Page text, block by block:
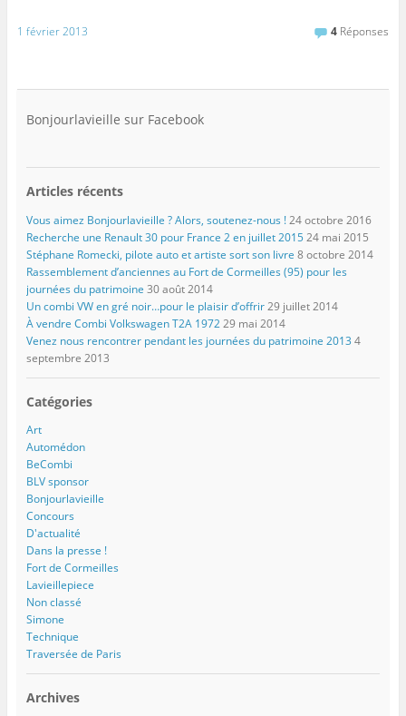
1 février 2013 4 Réponses
Bonjourlavieille sur Facebook
Articles récents
Vous aimez Bonjourlavieille ? Alors, soutenez-nous ! 24 octobre 2016
Recherche une Renault 30 pour France 2 en juillet 2015 24 mai 2015
Stéphane Romecki, pilote auto et artiste sort son livre 8 octobre 2014
Rassemblement d’anciennes au Fort de Cormeilles (95) pour les
journées du patrimoine 30 août 2014
Un combi VW en gré noir…pour le plaisir d’offrir 29 juillet 2014
À vendre Combi Volkswagen T2A 1972 29 mai 2014
Venez nous rencontrer pendant les journées du patrimoine 2013 4
septembre 2013
Catégories
Art
Automédon
BeCombi
BLV sponsor
Bonjourlavieille
Concours
D'actualité
Dans la presse !
Fort de Cormeilles
Lavieillepiece
Non classé
Simone
Technique
Traversée de Paris
Archives